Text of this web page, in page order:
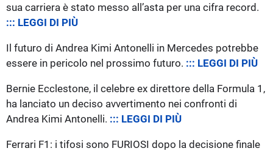
sua carriera è stato messo all’asta per una cifra record.
::: LEGGI DI PIÙ
Il futuro di Andrea Kimi Antonelli in Mercedes potrebbe
essere in pericolo nel prossimo futuro. ::: LEGGI DI PIÙ
Bernie Ecclestone, il celebre ex direttore della Formula 1,
ha lanciato un deciso avvertimento nei confronti di
Andrea Kimi Antonelli. ::: LEGGI DI PIÙ
Ferrari F1: i tifosi sono FURIOSI dopo la decisione finale